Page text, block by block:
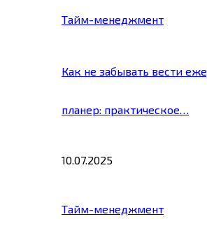
Тайм-менеджмент
Как не забывать вести
планер: практическое…
10.07.2025
Тайм-менеджмент